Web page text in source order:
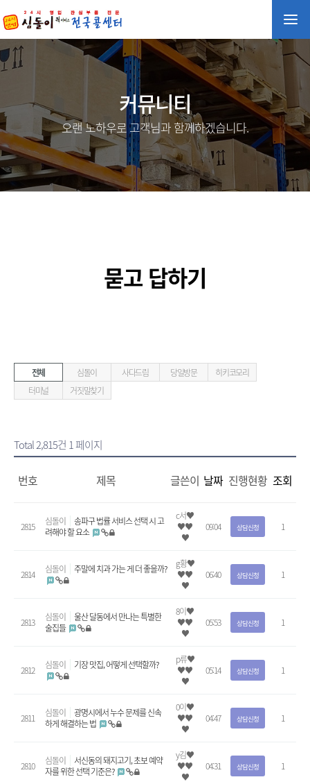
커뮤니티
오랜 노하우로 고객님과 함께하겠습니다.
묻고 답하기
전체 심돌이 사다드림 당일방문
히키코모리
터미널
거짓말찾기
Total 2,815건 1 페이지
번호 제목 글쓴이 날짜 진행현황 조회
2815 심돌이
송파구 법률 서비스 선택 시 고
려해야 할 요소
c서♥
♥♥
♥
09:04 상담신청 1
2814 심돌이 주말에 치과 가는 게 더 좋을까?
g황♥
♥♥
♥
06:40 상담신청 1
2813 심돌이
울산 달동에서 만나는 특별한
술집들
8이♥
♥♥
♥
05:53 상담신청 1
2812 심돌이 기장 맛집, 어떻게 선택할까?
p류♥
♥♥
♥
05:14 상담신청 1
2811 심돌이
광명시에서 누수 문제를 신속
하게 해결하는 법
0이♥
♥♥
♥
04:47 상담신청 1
2810 심돌이
서신동의 돼지고기, 초보 예약
자를 위한 선택 기준은?
y김♥
♥♥
♥
04:31 상담신청 1